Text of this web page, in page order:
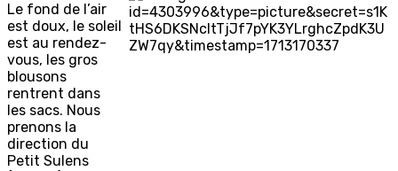
Le fond de l’air
est doux, le soleil
est au rendez-
vous, les gros
blousons
rentrent dans
les sacs. Nous
prenons la
direction du
Petit Sulens